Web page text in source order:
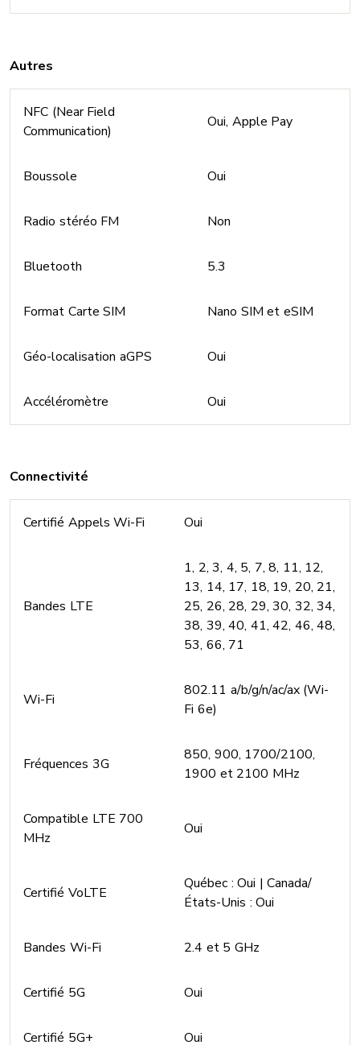
Autres
NFC (Near Field
Communication)
Oui, Apple Pay
Boussole Oui
Radio stéréo FM Non
Bluetooth 5.3
Format Carte SIM Nano SIM et eSIM
Géo-localisation aGPS Oui
Accéléromètre Oui
Connectivité
Certifié Appels Wi-Fi Oui
Bandes LTE
1, 2, 3, 4, 5, 7, 8, 11, 12,
13, 14, 17, 18, 19, 20, 21,
25, 26, 28, 29, 30, 32, 34,
38, 39, 40, 41, 42, 46, 48,
53, 66, 71
Wi-Fi
802.11 a/b/g/n/ac/ax (Wi-
Fi 6e)
Fréquences 3G
850, 900, 1700/2100,
1900 et 2100 MHz
Compatible LTE 700
MHz
Oui
Certifié VoLTE
Québec : Oui | Canada/
États-Unis : Oui
Bandes Wi-Fi 2.4 et 5 GHz
Certifié 5G Oui
Certifié 5G+ Oui